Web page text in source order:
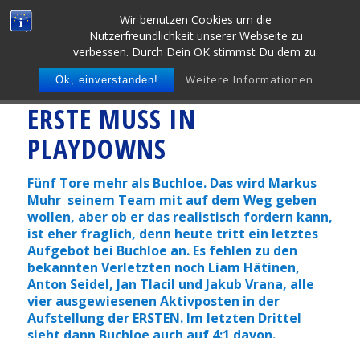
Wir benutzen Cookies um die
Nutzerfreundlichkeit unserer Webseite zu
verbessen. Durch Dein OK stimmst Du dem zu.
Ok, einverstanden! Weitere Informationen
ERSTE MUSS IN
PLAYDOWNS
Fünf Tore mehr als Buchloe. Das wird Markus
Muhr seinem Team mit auf dem Weg geben
wollen, aber ob er das realistisch fordern kann,
ist eher fraglich, denn heute tritt ein letztes
Aufgebot bei Buchloe an. Es fehlen zu den
bekannten Verletzten noch Liam Hätinen,
Anton Seidel, Jan Tlacil und Jakub Vrana, alle
vier ausgewiesenen Aktivposten in der
Aufstellung der ERSTEN. Im letzten Drittel
sieht dann Buchloe auch auf 4:1 davon.